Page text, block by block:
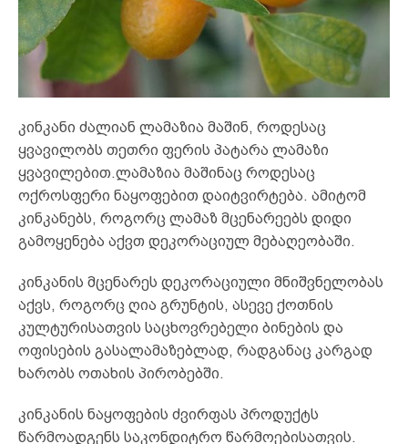
კინკანი ძალიან ლამაზია მაშინ, როდესაც
ყვავილობს თეთრი ფერის პატარა ლამაზი
ყვავილებით.ლამაზია მაშინაც როდესაც
ოქროსფერი ნაყოფებით დაიტვირტება. ამიტომ
კინკანებს, როგორც ლამაზ მცენარეებს დიდი
გამოყენება აქვთ დეკორაციულ მებაღეობაში.
კინკანის მცენარეს დეკორაციული მნიშვნელობას
აქვს, როგორც ღია გრუნტის, ასევე ქოთნის
კულტურისათვის საცხოვრებელი ბინების და
ოფისების გასალამაზებლად, რადგანაც კარგად
ხარობს ოთახის პირობებში.
კინკანის ნაყოფების ძვირფას პროდუქტს
წარმოადგენს საკონდიტრო წარმოებისათვის.